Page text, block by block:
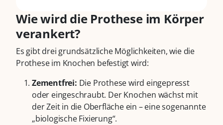
Wie wird die Prothese im Körper
verankert?
Es gibt drei grundsätzliche Möglichkeiten, wie die
Prothese im Knochen befestigt wird:
Zementfrei: Die Prothese wird eingepresst
oder eingeschraubt. Der Knochen wächst mit
der Zeit in die Oberfläche ein – eine sogenannte
„biologische Fixierung“.